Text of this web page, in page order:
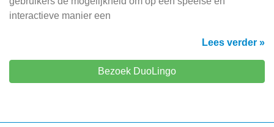
interactieve manier een
Lees verder »
Bezoek DuoLingo